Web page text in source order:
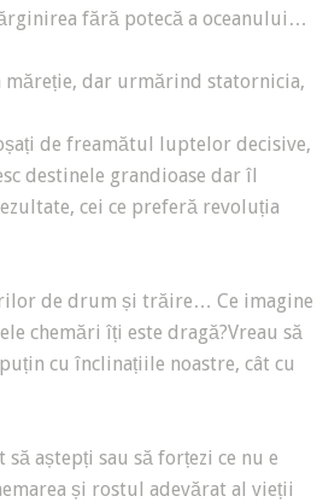
fără potecă a oceanului…
dar urmărind statornicia,
de freamătul luptelor decisive,
destinele grandioase dar îl
cei ce preferă revoluția
de drum și trăire… Ce imagine
chemări îți este dragă?Vreau să
cu înclinațiile noastre, cât cu
aștepți sau să forțezi ce nu e
și rostul adevărat al vieții